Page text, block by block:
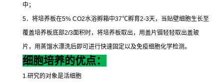
中；
5．将培养板在5% CO2水浴孵箱中37℃孵育2-3天，当贴壁细胞生长至
覆盖培养板底部2/3面积时，将培养板取出，用盖片镊轻轻取出盖玻
片，用蒸馏水漂洗后即可进行快速固定以及免疫细胞化学检测。
细胞培养的优点：
1.研究的对象是活细胞